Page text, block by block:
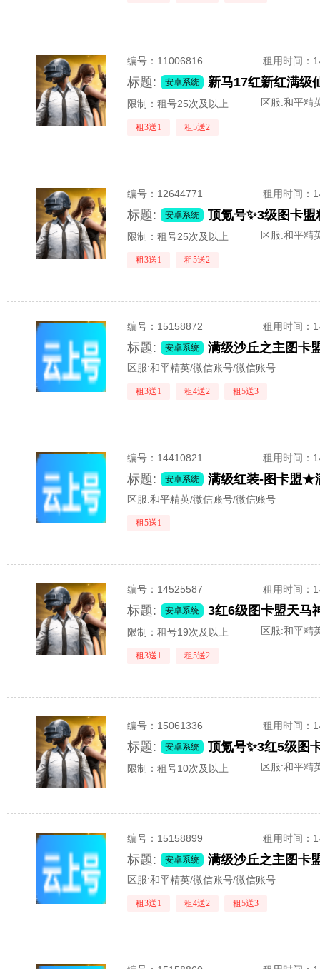
编号： 11006816 租用时间 ：
标题: 安卓系统
限制：租号25次及以上 区服:和平精
租3送1 租5送2
编号： 12644771 租用时间 ：
标题: 安卓系统
限制：租号25次及以上 区服:和平精
租3送1 租5送2
编号： 15158872 租用时间 ：
标题: 安卓系统
区服:和平精英/微信账号/微信账号
租3送1 租4送2 租5送3
编号： 14410821 租用时间 ：
标题: 安卓系统
区服:和平精英/微信账号/微信账号
租5送1
编号： 14525587 租用时间 ：
标题: 安卓系统
限制：租号19次及以上 区服:和平精
租3送1 租5送2
编号： 15061336 租用时间 ：
标题: 安卓系统
限制：租号10次及以上 区服:和平精
编号： 15158899 租用时间 ：
标题: 安卓系统
区服:和平精英/微信账号/微信账号
租3送1 租4送2 租5送3